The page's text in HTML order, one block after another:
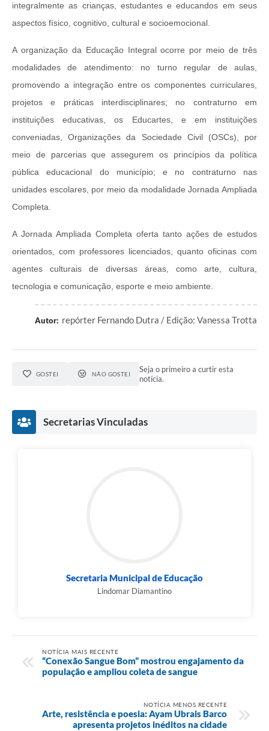
integralmente as crianças, estudantes e educandos em seus
aspectos físico, cognitivo, cultural e socioemocional.
A organização da Educação Integral ocorre por meio de três
modalidades de atendimento: no turno regular de aulas,
promovendo a integração entre os componentes curriculares,
projetos e práticas interdisciplinares; no contraturno em
instituições educativas, os Educartes, e em instituições
conveniadas, Organizações da Sociedade Civil (OSCs), por
meio de parcerias que assegurem os princípios da política
pública educacional do município; e no contraturno nas
unidades escolares, por meio da modalidade Jornada Ampliada
Completa.
A Jornada Ampliada Completa oferta tanto ações de estudos
orientados, com professores licenciados, quanto oficinas com
agentes culturais de diversas áreas, como arte, cultura,
tecnologia e comunicação, esporte e meio ambiente.
Autor: repórter Fernando Dutra / Edição: Vanessa Trotta
GOSTEI NÃO GOSTEI
Seja o primeiro a curtir esta
notícia.
Secretarias Vinculadas
Secretaria Municipal de Educação
Lindomar Diamantino
NOTÍCIA MAIS RECENTE
“Conexão Sangue Bom” mostrou engajamento da
população e ampliou coleta de sangue
NOTÍCIA MENOS RECENTE
Arte, resistência e poesia: Ayam Ubrais Barco
apresenta projetos inéditos na cidade